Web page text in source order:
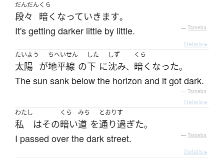
だんだん
段々
くら
暗く なっていきます。
It's getting darker little by little. — Tatoeba
Details ▸
たいよう
太陽 が
ちへいせん
地平線 の
した
下 に
しず
沈み、
くら
暗く なった。
The sun sank below the horizon and it got dark.
— Tatoeba
Details ▸
わたし
私 はその
くら
暗い
みち
道 を
とおりす
通り過ぎた。
I passed over the dark street. — Tatoeba
Details ▸